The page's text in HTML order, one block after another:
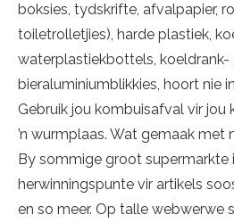
boksies, tydskrifte, afvalpapier,
toiletrolletjies), harde plastiek,
waterplastiekbottels, koeldrank-
bieraluminiumblikkies, hoort nie
Gebruik jou kombuisafval vir
’n wurmplaas. Wat gemaak met
By sommige groot supermarkte
herwinningspunte vir artikels
en so meer. Op talle webwerwe